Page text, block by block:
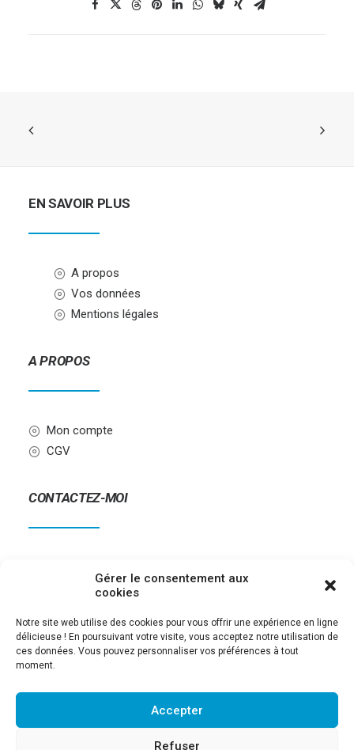
Gérer le consentement aux
cookies
Notre site web utilise des cookies pour vous offrir une expérience en ligne
délicieuse ! En poursuivant votre visite, vous acceptez notre utilisation de
ces données. Vous pouvez personnaliser vos préférences à tout
moment.
Accepter
Refuser
EN SAVOIR PLUS
A propos
Vos données
Mentions légales
A PROPOS
Mon compte
CGV
CONTACTEZ-MOI
06.79.34.63.34
Copyright ©2026Rock’n’ Go | Créé avec parBedesigned